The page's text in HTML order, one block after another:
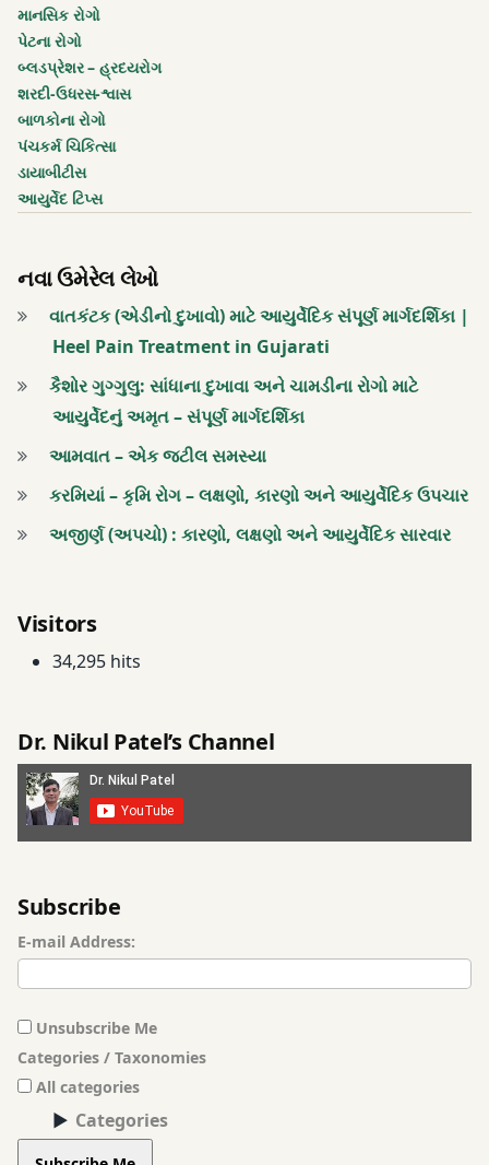
તંદુરસ્ત
બનાવો
બાળકને
મજબૂત
બનાવો
બેટર
ભારતમાં
ભારતીય
પરંપરા
બૂસ્ટર
બૂસ્ટર
શક્તિ
રોગપ્રતિકારક
રોગપ્રતિકારક
શક્તિમાં
સુધારો
સુવર્ણપ્રાશન
સુવર્ણપ્રાશન
શ્રેષ્ઠ
ગુણવત્તાવાળા
સુવર્ણપ્રાશન
માનસિક રોગો
પેટના રોગો
બ્લડપ્રેશર – હ્રદયરોગ
શરદી-ઉધરસ-શ્વાસ
બાળકોના રોગો
પંચકર્મ ચિકિત્સા
ડાયાબીટીસ
આયુર્વેદ ટિપ્સ
નવા ઉમેરેલ લેખો
વાતકંટક (એડીનો દુખાવો) માટે આયુર્વેદિક સંપૂર્ણ માર્ગદર્શિકા |
Heel Pain Treatment in Gujarati
કૈશોર ગુગ્ગુલુ: સાંધાના દુખાવા અને ચામડીના રોગો માટે
આયુર્વેદનું અમૃત – સંપૂર્ણ માર્ગદર્શિકા
આમવાત – એક જટીલ સમસ્યા
કરમિયાં – કૃમિ રોગ – લક્ષણો, કારણો અને આયુર્વેદિક ઉપચાર
અજીર્ણ (અપચો) : કારણો, લક્ષણો અને આયુર્વેદિક સારવાર
Visitors
34,295 hits
Dr. Nikul Patel’s Channel
Subscribe
E-mail Address:
Unsubscribe Me
Categories / Taxonomies
All categories
Categories